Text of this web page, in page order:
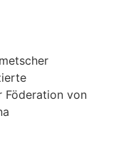
Föderation von